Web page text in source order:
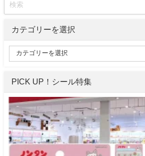
カテゴリーを選択
PICK UP！シール特集